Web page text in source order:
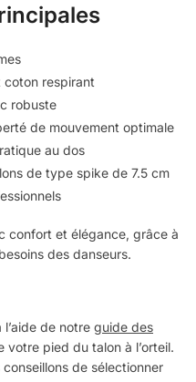
coton respirant
robuste
de mouvement optimale
au dos
de type spike de 7.5 cm
confort et élégance, grâce à
des danseurs.
de notre guide des
votre pied du talon à l’orteil.
de sélectionner